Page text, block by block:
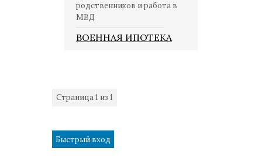
родственников и работа в
МВД
ВОЕННАЯ ИПОТЕКА
Страница1 из 1